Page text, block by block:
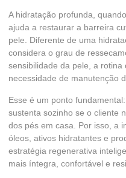
A hidratação profunda,
ajuda a restaurar a barreira
pele. Diferente de uma
considera o grau de
sensibilidade da pele, a
necessidade de manutenção
Esse é um ponto
sustenta sozinho se o cliente
dos pés em casa. Por isso, a
óleos, ativos hidratantes e
estratégia regenerativa
mais íntegra, confortável e